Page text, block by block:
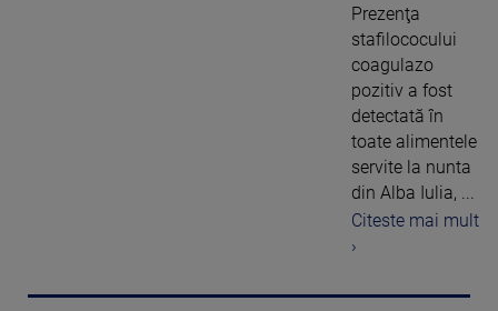
Prezenţa
stafilococului
coagulazo
pozitiv a fost
detectată în
toate alimentele
servite la nunta
din Alba Iulia, ...
Citeste mai mult
›